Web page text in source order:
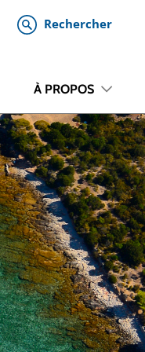
Rechercher
À PROPOS